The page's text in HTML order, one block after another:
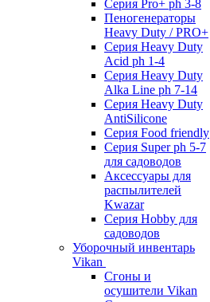
Серия Pro+ ph 3-8
Пеногенераторы
Heavy Duty / PRO+
Серия Heavy Duty
Acid ph 1-4
Серия Heavy Duty
Alka Line ph 7-14
Серия Heavy Duty
AntiSilicone
Серия Food friendly
Серия Super ph 5-7
для садоводов
Аксессуары для
распылителей
Kwazar
Серия Hobby для
садоводов
Уборочный инвентарь
Vikan
Сгоны и
осушители Vikan